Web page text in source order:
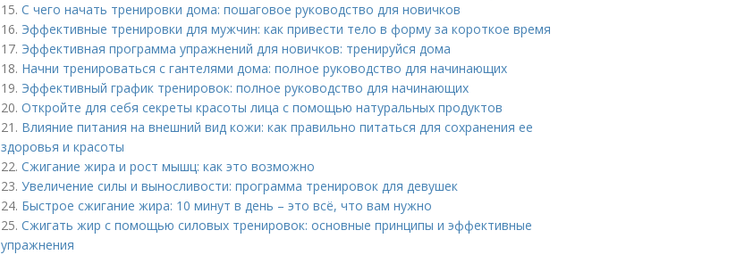
15. С чего начать тренировки дома: пошаговое руководство для новичков
16. Эффективные тренировки для мужчин: как привести тело в форму за короткое время
17. Эффективная программа упражнений для новичков: тренируйся дома
18. Начни тренироваться с гантелями дома: полное руководство для начинающих
19. Эффективный график тренировок: полное руководство для начинающих
20. Откройте для себя секреты красоты лица с помощью натуральных продуктов
21. Влияние питания на внешний вид кожи: как правильно питаться для сохранения ее
здоровья и красоты
22. Сжигание жира и рост мышц: как это возможно
23. Увеличение силы и выносливости: программа тренировок для девушек
24. Быстрое сжигание жира: 10 минут в день – это всё, что вам нужно
25. Сжигать жир с помощью силовых тренировок: основные принципы и эффективные
упражнения